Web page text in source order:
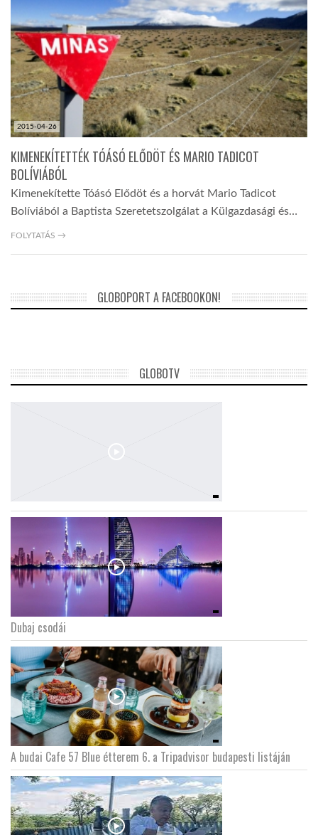
TROPICALMAGAZIN
GLOBOTV
AFRIKA TUDÁSTÁR
A NAP SZÉPE
LINKTR.EE
GLOBOZSARU
DOBRAVERO.HU
2015-04-26
KIMENEKÍTETTÉK TÓÁSÓ ELŐDÖT ÉS MARIO TADICOT
BOLÍVIÁBÓL
Kimenekítette Tóásó Elődöt és a horvát Mario Tadicot
Bolíviából a Baptista Szeretetszolgálat a Külgazdasági és…
FOLYTATÁS →
GLOBOPORT A FACEBOOKON!
GLOBOTV
Dubaj csodái
A budai Cafe 57 Blue étterem 6. a Tripadvisor budapesti listáján